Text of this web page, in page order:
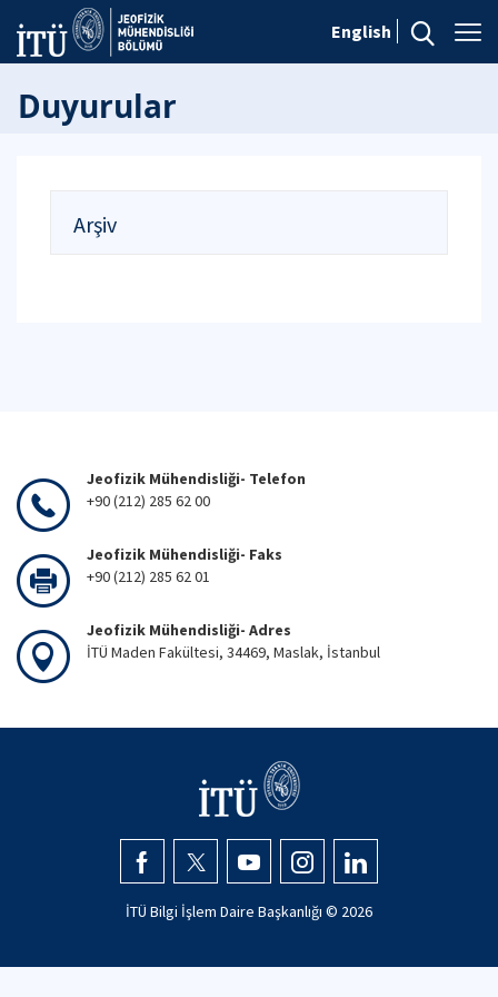
English
Duyurular
Arşiv
Jeofizik Mühendisliği- Telefon
+90 (212) 285 62 00
Jeofizik Mühendisliği- Faks
+90 (212) 285 62 01
Jeofizik Mühendisliği- Adres
İTÜ Maden Fakültesi, 34469, Maslak, İstanbul
İTÜ Bilgi İşlem Daire Başkanlığı © 2026